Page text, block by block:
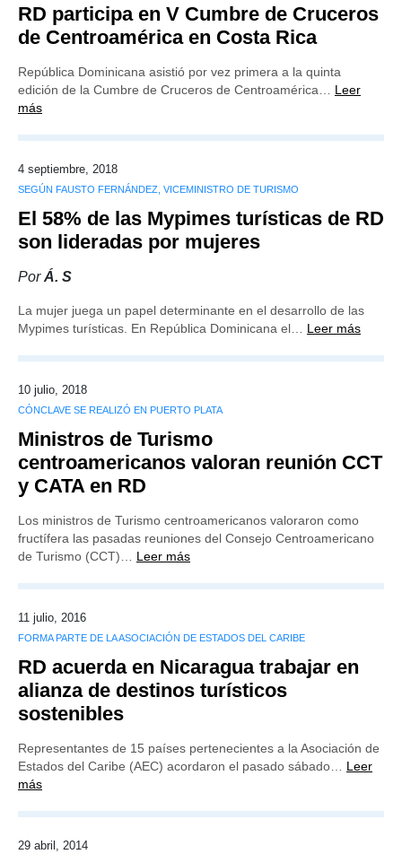
RD participa en V Cumbre de Cruceros
de Centroamérica en Costa Rica
República Dominicana asistió por vez primera a la quinta
edición de la Cumbre de Cruceros de Centroamérica… Leer
más
4 septiembre, 2018
SEGÚN FAUSTO FERNÁNDEZ, VICEMINISTRO DE TURISMO
El 58% de las Mypimes turísticas de RD
son lideradas por mujeres
PorÁ. S
La mujer juega un papel determinante en el desarrollo de las
Mypimes turísticas. En República Dominicana el… Leer más
10 julio, 2018
CÓNCLAVE SE REALIZÓ EN PUERTO PLATA
Ministros de Turismo
centroamericanos valoran reunión CCT
y CATA en RD
Los ministros de Turismo centroamericanos valoraron como
fructífera las pasadas reuniones del Consejo Centroamericano
de Turismo (CCT)… Leer más
11 julio, 2016
FORMA PARTE DE LA ASOCIACIÓN DE ESTADOS DEL CARIBE
RD acuerda en Nicaragua trabajar en
alianza de destinos turísticos
sostenibles
Representantes de 15 países pertenecientes a la Asociación de
Estados del Caribe (AEC) acordaron el pasado sábado… Leer
más
29 abril, 2014